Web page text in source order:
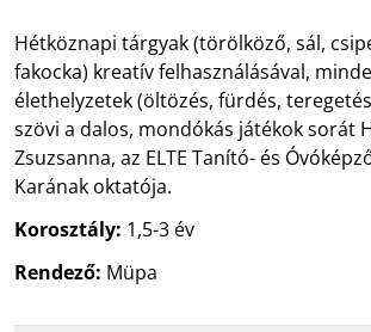
Hétköznapi tárgyak (törölköző, sál,
fakocka) kreatív felhasználásával,
élethelyzetek (öltözés, fürdés,
szövi a dalos, mondókás játékok sorát
Zsuzsanna, az ELTE Tanító- és
Karának oktatója.
Korosztály: 1,5-3 év
Rendező: Müpa